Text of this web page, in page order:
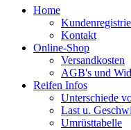
Home
Kontakt
Online-Shop
Versandkosten
AGB's und
Reifen Infos
Unterschiede
Last u.
Umrüsttabelle